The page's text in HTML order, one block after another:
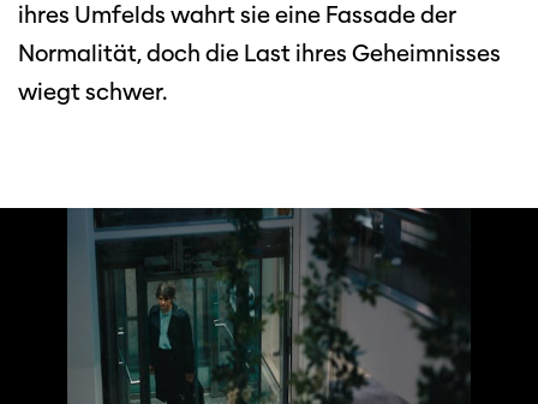
ihres Umfelds wahrt sie eine Fassade der
Normalität, doch die Last ihres Geheimnisses
wiegt schwer.